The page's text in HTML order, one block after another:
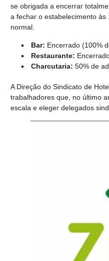
se obrigada a encerrar
a fechar o estabelecimento
normal.
Bar: Encerrado (100%
Restaurante:
Charcutaria: 50% de
A Direção do Sindicato de
trabalhadores que, no último
escala e eleger delegados